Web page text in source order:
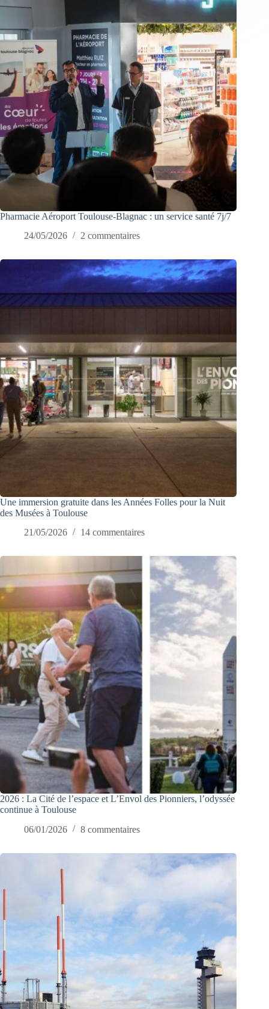
Pharmacie Aéroport Toulouse-Blagnac : un service santé 7j/7
24/05/2026
2 commentaires
Une immersion gratuite dans les Années Folles pour la Nuit
des Musées à Toulouse
21/05/2026
14 commentaires
2026 : La Cité de l’espace et L’Envol des Pionniers, l’odyssée
continue à Toulouse
06/01/2026
8 commentaires